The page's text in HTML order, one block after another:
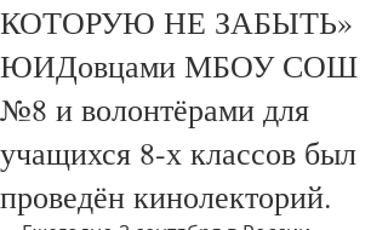
КОТОРУЮ НЕ ЗАБЫТЬ»
ЮИДовцами МБОУ СОШ
№8 и волонтёрами для
учащихся 8-х классов был
проведён кинолекторий.